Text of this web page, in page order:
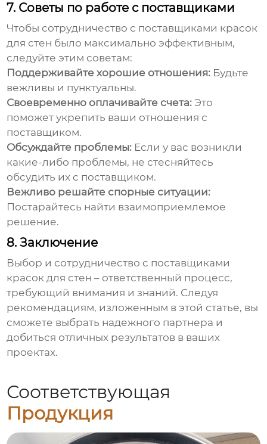
7. Советы по работе с поставщиками
Чтобы сотрудничество с поставщиками красок
для стен было максимально эффективным,
следуйте этим советам:
Поддерживайте хорошие отношения: Будьте
вежливы и пунктуальны.
Своевременно оплачивайте счета: Это
поможет укрепить ваши отношения с
поставщиком.
Обсуждайте проблемы: Если у вас возникли
какие-либо проблемы, не стесняйтесь
обсудить их с поставщиком.
Вежливо решайте спорные ситуации:
Постарайтесь найти взаимоприемлемое
решение.
8. Заключение
Выбор и сотрудничество с поставщиками
красок для стен – ответственный процесс,
требующий внимания и знаний. Следуя
рекомендациям, изложенным в этой статье, вы
сможете выбрать надежного партнера и
добиться отличных результатов в ваших
проектах.
Соответствующая
Продукция